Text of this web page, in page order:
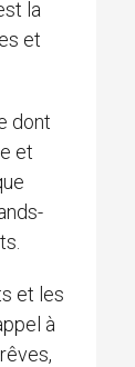
la
et
dont
et
et les
à